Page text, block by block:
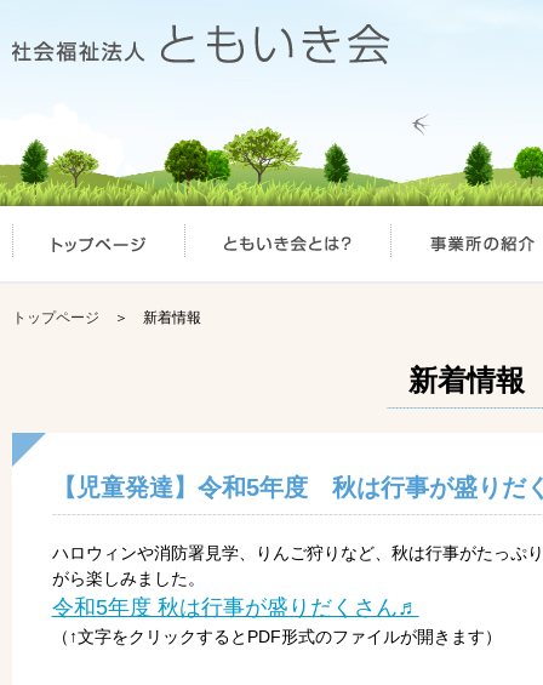
トップページ ＞ 新着情報
新着情報
【児童発達】令和5年度 秋は行事が盛りだ
ハロウィンや消防署見学、りんご狩りなど、秋は行事がたっぷ
がら楽しみました。
令和5年度 秋は行事が盛りだくさん♬
（↑文字をクリックするとPDF形式のファイルが開きます）